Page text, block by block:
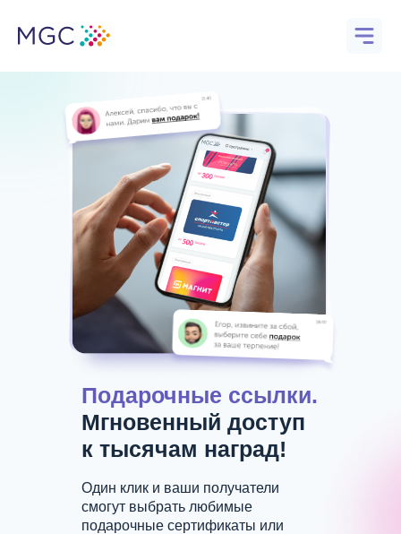
Наш ассортимент
Один клик и ваши получатели
смогут выбрать любимые
подарочные сертификаты или
Подарочные ссылки.
Мгновенный доступ
к тысячам наград!